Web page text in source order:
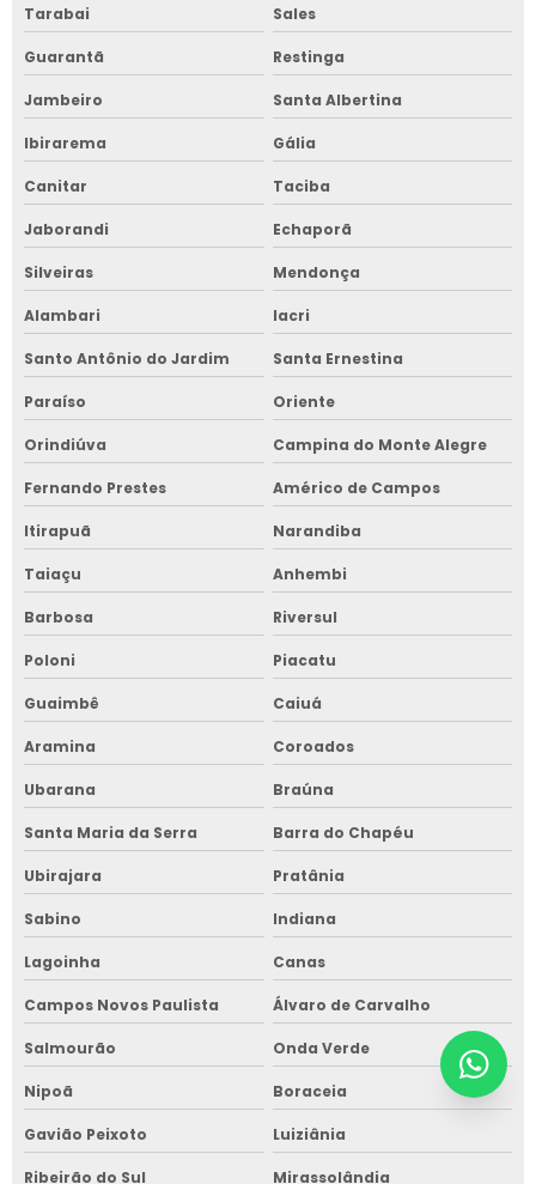
Tarabai Sales
Guarantã Restinga
Jambeiro Santa Albertina
Ibirarema Gália
Canitar Taciba
Jaborandi Echaporã
Silveiras Mendonça
Alambari Iacri
Santo Antônio do Jardim Santa Ernestina
Paraíso Oriente
Orindiúva Campina do Monte Alegre
Fernando Prestes Américo de Campos
Itirapuã Narandiba
Taiaçu Anhembi
Barbosa Riversul
Poloni Piacatu
Guaimbê Caiuá
Aramina Coroados
Ubarana Braúna
Santa Maria da Serra Barra do Chapéu
Ubirajara Pratânia
Sabino Indiana
Lagoinha Canas
Campos Novos Paulista Álvaro de Carvalho
Salmourão Onda Verde
Nipoã Boraceia
Gavião Peixoto Luiziânia
Ribeirão do Sul Mirassolândia